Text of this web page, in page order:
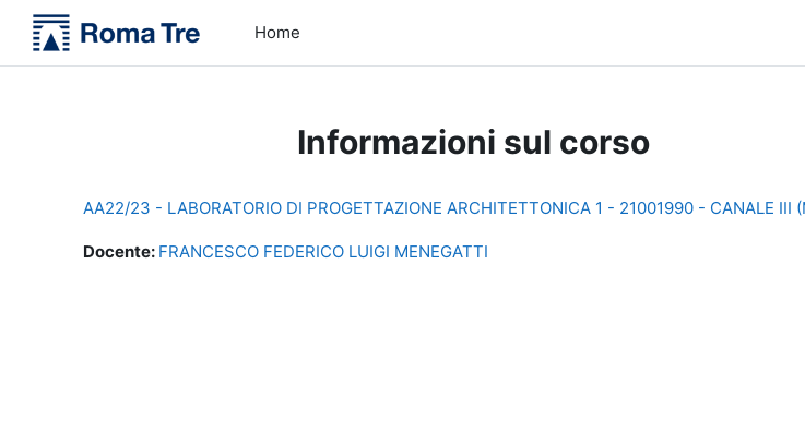
Vai al contenuto principale
Home
Informazioni sul corso
AA22/23 - LABORATORIO DI PROGETTAZIONE ARCHITETTONICA 1 - 21001990 - CANALE III
Docente: FRANCESCO FEDERICO LUIGI MENEGATTI